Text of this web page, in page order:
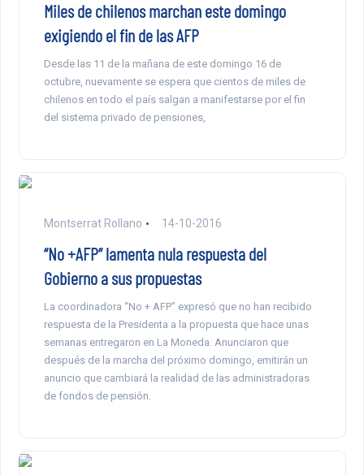
Miles de chilenos marchan este domingo
exigiendo el fin de las AFP
Desde las 11 de la mañana de este domingo 16 de
octubre, nuevamente se espera que cientos de miles de
chilenos en todo el país salgan a manifestarse por el fin
del sistema privado de pensiones,
Montserrat Rollano 14-10-2016
“No +AFP” lamenta nula respuesta del
Gobierno a sus propuestas
La coordinadora “No + AFP” expresó que no han recibido
respuesta de la Presidenta a la propuesta que hace unas
semanas entregaron en La Moneda. Anunciaron que
después de la marcha del próximo domingo, emitirán un
anuncio que cambiará la realidad de las administradoras
de fondos de pensión.